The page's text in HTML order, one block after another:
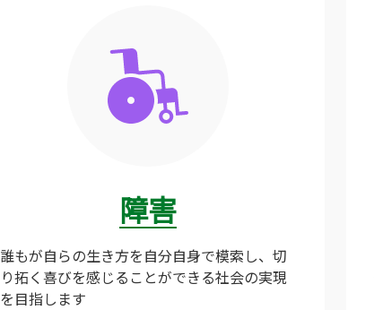
障害
誰もが自らの生き方を自分自身で模索し、切
り拓く喜びを感じることができる社会の実現
を目指します